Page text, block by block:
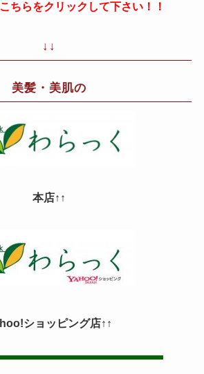
ちらをクリックして下さい！！
↓↓
美髪・美肌の
本店↑↑
ショッピング店↑↑